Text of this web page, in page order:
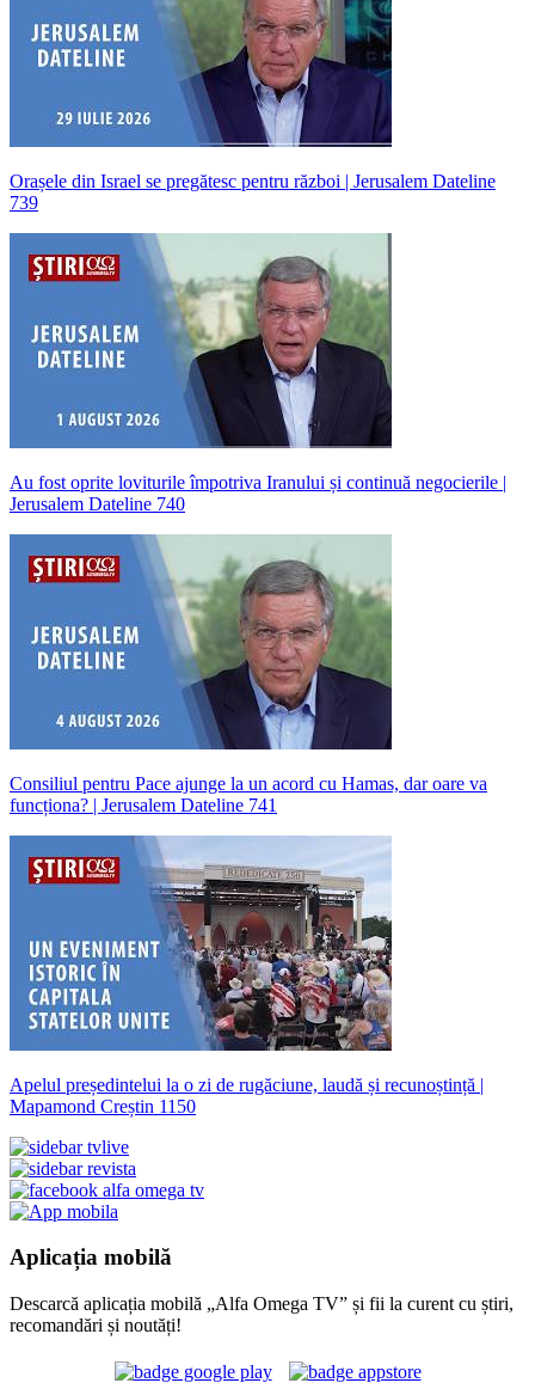
Orașele din Israel se pregătesc pentru război | Jerusalem Dateline
739
Au fost oprite loviturile împotriva Iranului și continuă negocierile |
Jerusalem Dateline 740
Consiliul pentru Pace ajunge la un acord cu Hamas, dar oare va
funcționa? | Jerusalem Dateline 741
Apelul președintelui la o zi de rugăciune, laudă și recunoștință |
Mapamond Creștin 1150
Aplicația mobilă
Descarcă aplicația mobilă „Alfa Omega TV” și fii la curent cu știri,
recomandări și noutăți!